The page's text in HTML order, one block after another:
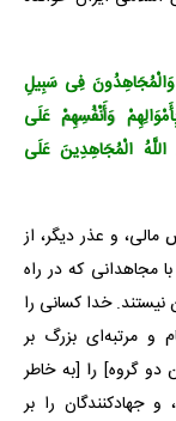
وَالْمُجَاهِدُونَ فِی سَبِیلِ
وَأَنْفُسِهِمْ عَلَى
الْمُجَاهِدِینَ عَلَى
و عذر دیگر، از
مجاهدانی که در راه
نیستند. خدا کسانی را
و مرتبه‌ای بزرگ بر
گروه] را [به خاطر
جهادکنندگان را بر